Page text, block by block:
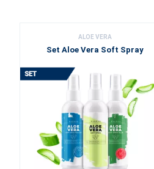
ALOE VERA
Set Aloe Vera Soft Spray